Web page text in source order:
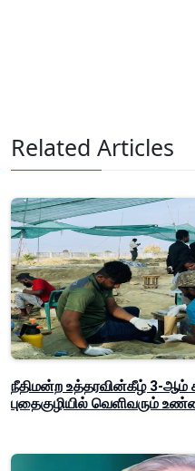
Related Articles
நீதிமன்ற உத்தரவின்கீழ் 3-ஆம்
புதைகுழியில் வெளிவரும்